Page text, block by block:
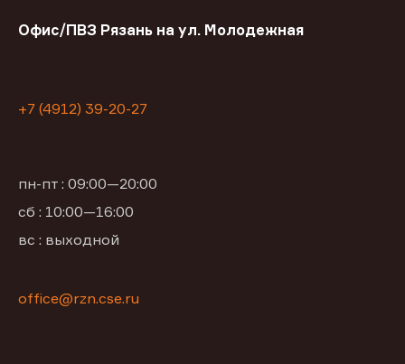
Офис/ПВЗ Рязань на ул. Молодежная
+7 (4912) 39-20-27
пн-пт : 09:00—20:00
сб : 10:00—16:00
вс : выходной
office@rzn.cse.ru